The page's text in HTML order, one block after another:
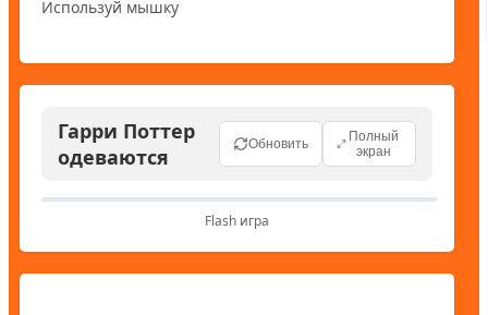
Используй мышку
Гарри Поттер
одеваются
Обновить
Полный
экран
Flash игра